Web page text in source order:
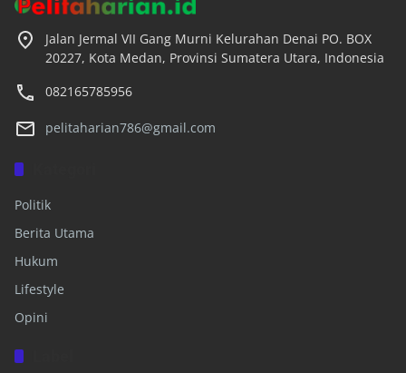
Jalan Jermal VII Gang Murni Kelurahan Denai PO. BOX
20227, Kota Medan, Provinsi Sumatera Utara, Indonesia
082165785956
pelitaharian786@gmail.com
Politik
Berita Utama
Hukum
Lifestyle
Opini